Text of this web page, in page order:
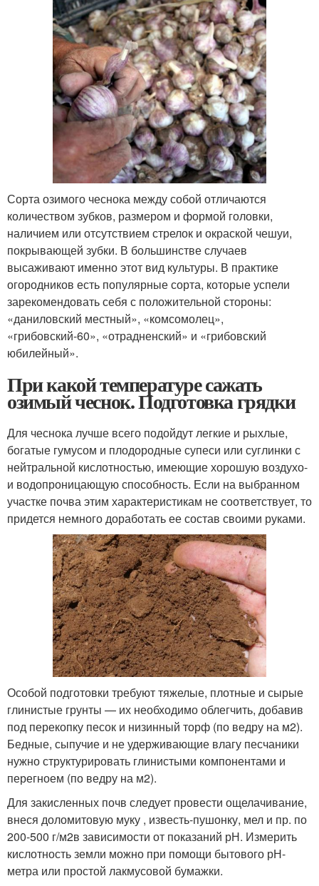
Сорта озимого чеснока между собой отличаются
количеством зубков, размером и формой головки,
наличием или отсутствием стрелок и окраской чешуи,
покрывающей зубки. В большинстве случаев
высаживают именно этот вид культуры. В практике
огородников есть популярные сорта, которые успели
зарекомендовать себя с положительной стороны:
«даниловский местный», «комсомолец»,
«грибовский-60», «отрадненский» и «грибовский
юбилейный».
При какой температуре сажать
озимый чеснок. Подготовка грядки
Для чеснока лучше всего подойдут легкие и рыхлые,
богатые гумусом и плодородные супеси или суглинки с
нейтральной кислотностью, имеющие хорошую воздухо-
и водопроницающую способность. Если на выбранном
участке почва этим характеристикам не соответствует, то
придется немного доработать ее состав своими руками.
Особой подготовки требуют тяжелые, плотные и сырые
глинистые грунты — их необходимо облегчить, добавив
под перекопку песок и низинный торф (по ведру на м2).
Бедные, сыпучие и не удерживающие влагу песчаники
нужно структурировать глинистыми компонентами и
перегноем (по ведру на м2).
Для закисленных почв следует провести ощелачивание,
внеся доломитовую муку , известь-пушонку, мел и пр. по
200-500 г/м2в зависимости от показаний рН. Измерить
кислотность земли можно при помощи бытового рН-
метра или простой лакмусовой бумажки.